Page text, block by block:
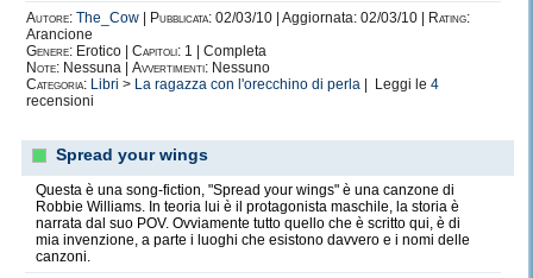
Autore: The_Cow Pubblicata: 02/03/10 | Aggiornata: 02/03/10 |
Rating:
Arancione
Genere: Erotico | Capitoli: 1 | Completa
Note: Nessuna | Avvertimenti: Nessuno
Categoria: Libri > La ragazza con l'orecchino di perla | Leggi le 4
recensioni
Spread your wings
Questa è una song-fiction, "Spread your wings" è una canzone di
Robbie Williams. In teoria lui è il protagonista maschile, la storia è
narrata dal suo POV. Ovviamente tutto quello che è scritto qui, è di
mia invenzione, a parte i luoghi che esistono davvero e i nomi delle
canzoni.